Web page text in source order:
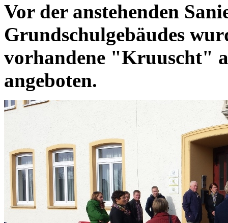
Vor der anstehenden
Grundschulgebäudes
vorhandene "Kruuscht"
angeboten.